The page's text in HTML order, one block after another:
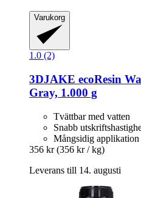
Varukorg
1.0 (2)
3DJAKE ecoResin
Gray, 1.000 g
Tvättbar med vatten
Snabb
Mångsidig applikation
356 kr (356 kr / kg)
Leverans till 14. augusti